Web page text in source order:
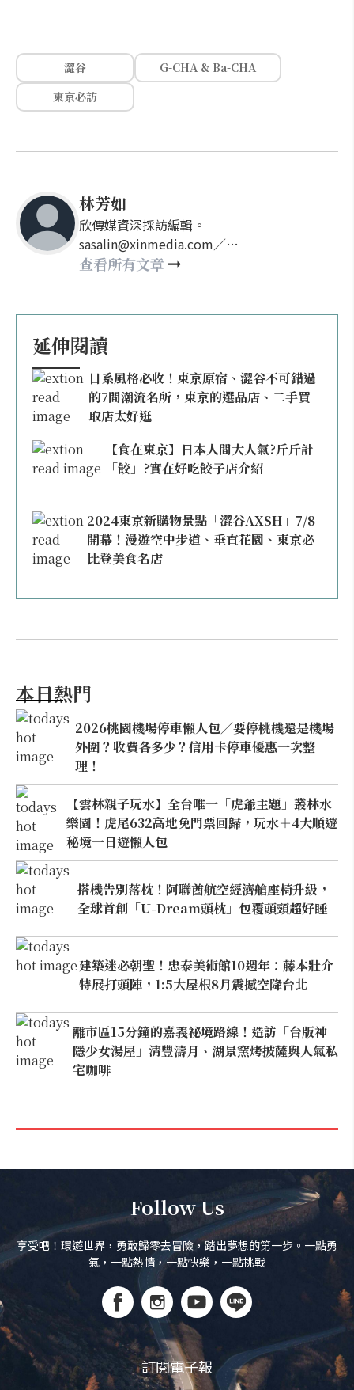
澀谷
G-CHA & Ba-CHA
東京必訪
林芳如
欣傳媒資深採訪編輯。
sasalin@xinmedia.com／
happy21917@gmail.com
查看所有文章
延伸閱讀
日系風格必收！東京原宿、澀谷不可錯過
的7間潮流名所，東京的選品店、二手買
取店太好逛
【食在東京】日本人間大人氣?斤斤計
「餃」?實在好吃餃子店介紹
2024東京新購物景點「澀谷AXSH」7/8
開幕！漫遊空中步道、垂直花園、東京必
比登美食名店
本日熱門
2026桃園機場停車懶人包／要停桃機還是機場
外圍？收費各多少？信用卡停車優惠一次整
理！
【雲林親子玩水】全台唯一「虎爺主題」叢林水
樂園！虎尾632高地免門票回歸，玩水＋4大順遊
秘境一日遊懶人包
搭機告別落枕！阿聯酋航空經濟艙座椅升級，
全球首創「U-Dream頭枕」包覆頭頸超好睡
建築迷必朝聖！忠泰美術館10週年：藤本壯介
特展打頭陣，1:5大屋根8月震撼空降台北
離市區15分鐘的嘉義祕境路線！造訪「台版神
隱少女湯屋」清豐濤月、湖景窯烤披薩與人氣私
宅咖啡
Follow Us
享受吧！環遊世界，勇敢歸零去冒險，踏出夢想的第一步。一點勇
氣，一點熱情，一點快樂，一點挑戰
訂閱電子報